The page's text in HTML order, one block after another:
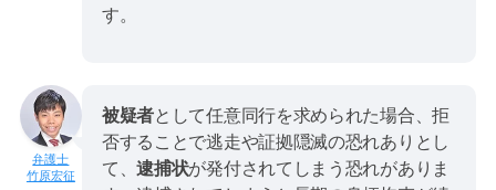
す。
竹原宏征
被疑者として任意同行を求められた場合、拒
否することで逃走や証拠隠滅の恐れありとし
て、逮捕状が発付されてしまう恐れがありま